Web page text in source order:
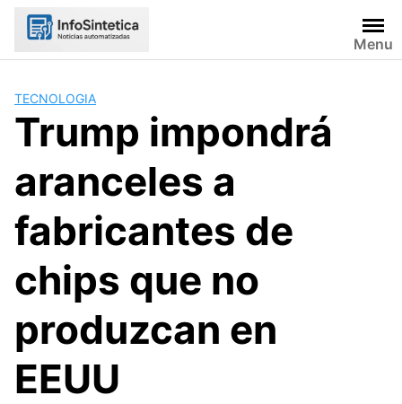
Skip
Menu
TECNOLOGIA
Trump impondrá
aranceles a
fabricantes de
chips que no
produzcan en
EEUU